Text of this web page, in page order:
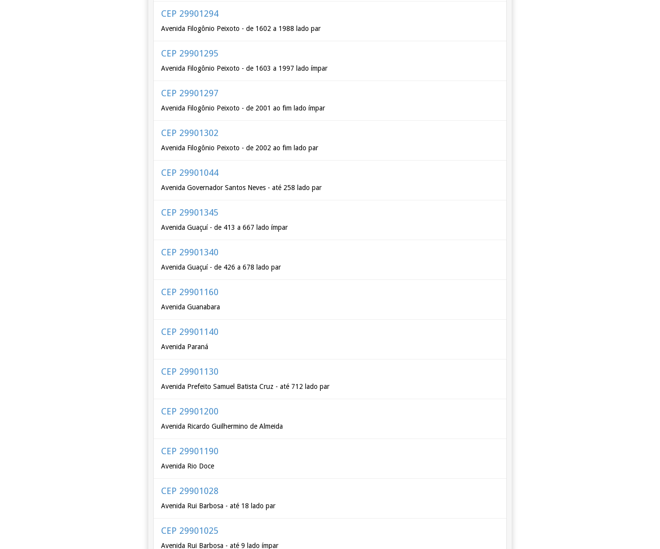
CEP 29901294
Avenida Filogônio Peixoto - de 1602 a 1988 lado par
CEP 29901295
Avenida Filogônio Peixoto - de 1603 a 1997 lado ímpar
CEP 29901297
Avenida Filogônio Peixoto - de 2001 ao fim lado ímpar
CEP 29901302
Avenida Filogônio Peixoto - de 2002 ao fim lado par
CEP 29901044
Avenida Governador Santos Neves - até 258 lado par
CEP 29901345
Avenida Guaçuí - de 413 a 667 lado ímpar
CEP 29901340
Avenida Guaçuí - de 426 a 678 lado par
CEP 29901160
Avenida Guanabara
CEP 29901140
Avenida Paraná
CEP 29901130
Avenida Prefeito Samuel Batista Cruz - até 712 lado par
CEP 29901200
Avenida Ricardo Guilhermino de Almeida
CEP 29901190
Avenida Rio Doce
CEP 29901028
Avenida Rui Barbosa - até 18 lado par
CEP 29901025
Avenida Rui Barbosa - até 9 lado ímpar